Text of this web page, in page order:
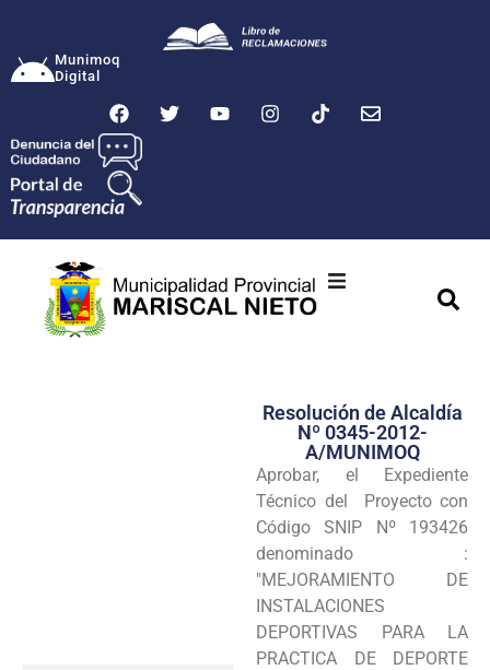
Munimoq
Digital
Transparencia
Seguridad
Programas
Intranet
Resolución de Alcaldía
Nº 0345-2012-
A/MUNIMOQ
Aprobar, el Expediente
Técnico del Proyecto con
Código SNIP Nº 193426
denominado :
"MEJORAMIENTO DE
INSTALACIONES
DEPORTIVAS PARA LA
PRACTICA DE DEPORTE